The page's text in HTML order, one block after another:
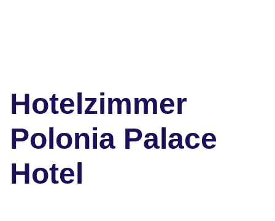
Hotelzimmer
Polonia Palace
Hotel